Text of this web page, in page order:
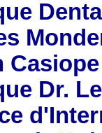
Casiope
Dr.